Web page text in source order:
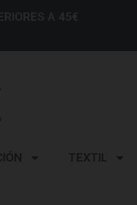
A 45€
TEXTIL